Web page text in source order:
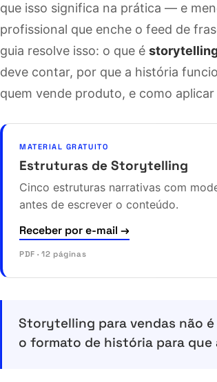
que isso significa na prática — e
profissional que enche o feed de
guia resolve isso: o que é
deve contar, por que a história
quem vende produto, e como
MATERIAL GRATUITO
Estruturas de Storytelling
Cinco estruturas narrativas com
antes de escrever o conteúdo.
Receber por e-mail →
PDF · 12 páginas
Storytelling para vendas não
o formato de história para